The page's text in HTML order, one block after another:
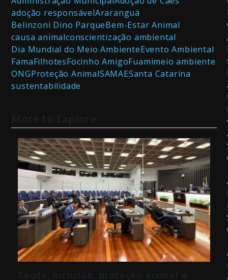
adoção responsávelAraranguá
Belinzoni Dino ParqueBem-Estar Animal
causa animalconscientização ambiental
Dia Mundial do Meio AmbienteEvento Ambiental
FamaFilhotesFocinho AmigoFuamimeio ambiente
ONGProteção AnimalSAMAESanta Catarina
sustentabilidade